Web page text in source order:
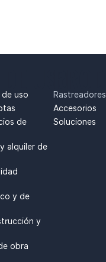
uso
de
alquiler de
y de
y
obra
Rastreadores
Accesorios
Soluciones